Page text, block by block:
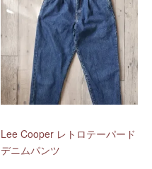
Lee Cooper レトロテーパード
デニムパンツ